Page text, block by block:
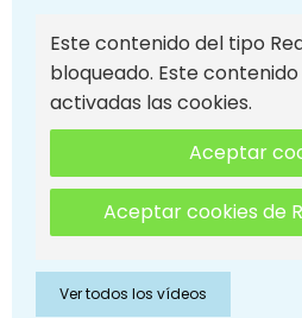
Este contenido del tipo
bloqueado. Este
activadas las cookies.
Aceptar
Aceptar cookies de
Ver todos los vídeos